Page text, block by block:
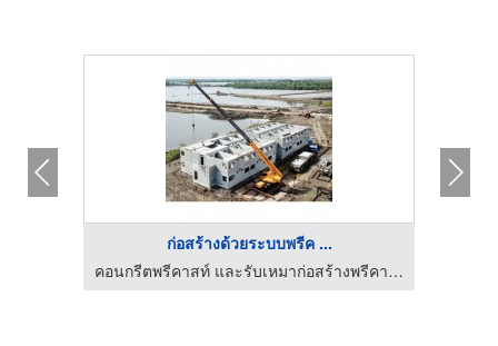
ก่อสร้างด้วยระบบพรีค ...
คอนกรีตพรีคาสท์ และรับเหมาก่อสร้างพรีคาสท์ - SJC